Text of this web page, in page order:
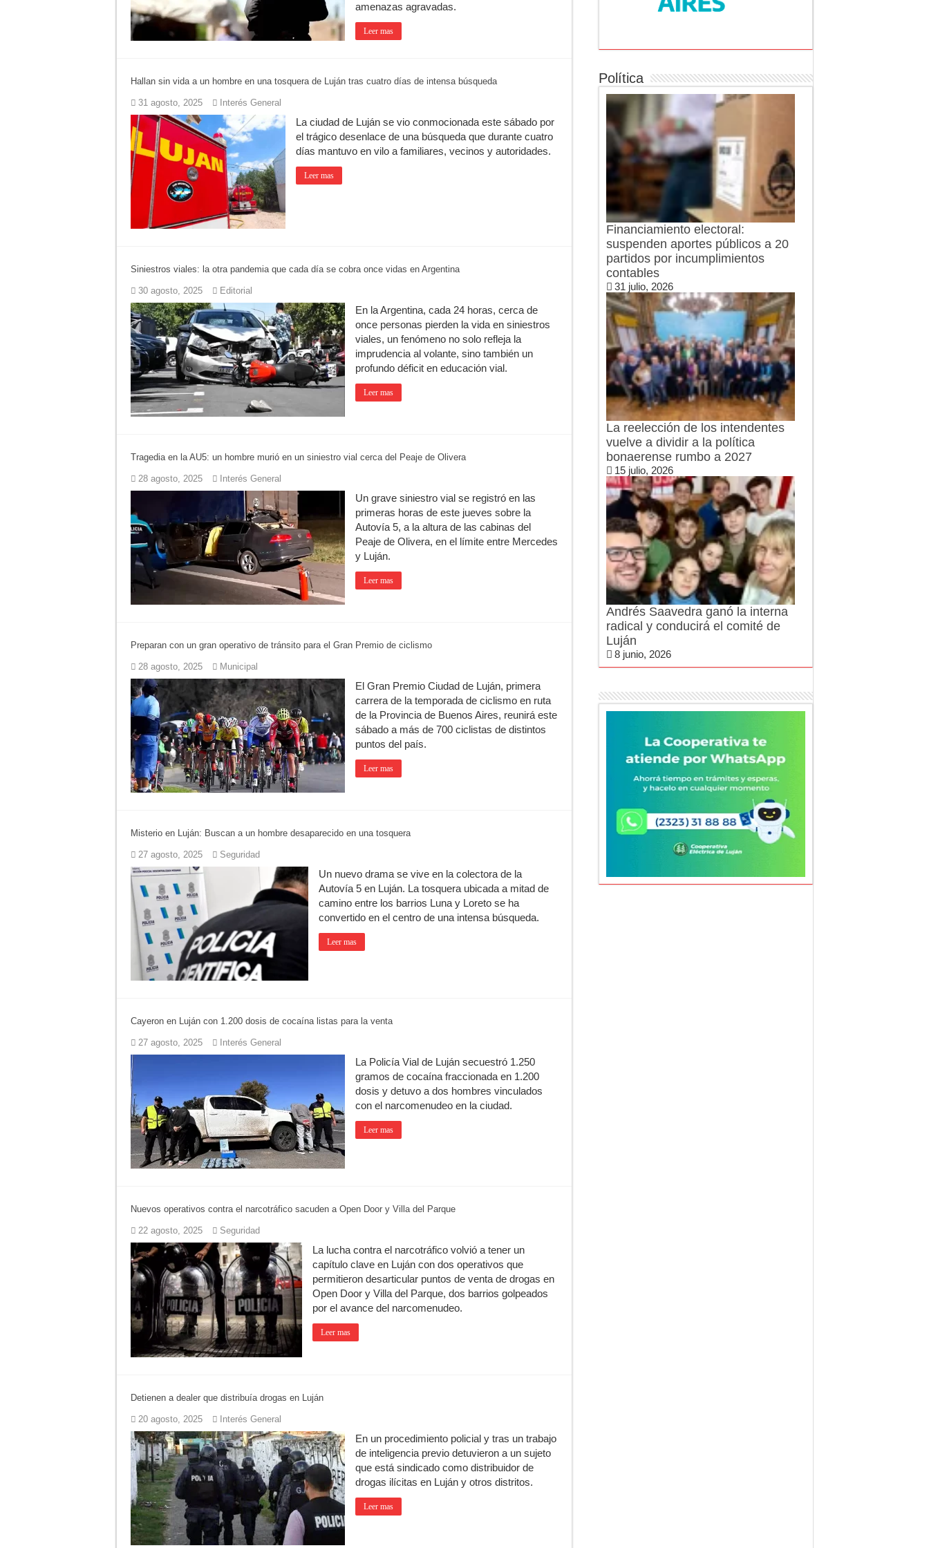
amenazas agravadas.
Leer mas
Hallan sin vida a un hombre en una tosquera de Luján tras cuatro días de intensa búsqueda
31 agosto, 2025 Interés General
La ciudad de Luján se vio conmocionada este sábado por
el trágico desenlace de una búsqueda que durante cuatro
días mantuvo en vilo a familiares, vecinos y autoridades.
Leer mas
Siniestros viales: la otra pandemia que cada día se cobra once vidas en Argentina
30 agosto, 2025 Editorial
En la Argentina, cada 24 horas, cerca de
once personas pierden la vida en siniestros
viales, un fenómeno no solo refleja la
imprudencia al volante, sino también un
profundo déficit en educación vial.
Leer mas
Tragedia en la AU5: un hombre murió en un siniestro vial cerca del Peaje de Olivera
28 agosto, 2025 Interés General
Un grave siniestro vial se registró en las
primeras horas de este jueves sobre la
Autovía 5, a la altura de las cabinas del
Peaje de Olivera, en el límite entre Mercedes
y Luján.
Leer mas
Preparan con un gran operativo de tránsito para el Gran Premio de ciclismo
28 agosto, 2025 Municipal
El Gran Premio Ciudad de Luján, primera
carrera de la temporada de ciclismo en ruta
de la Provincia de Buenos Aires, reunirá este
sábado a más de 700 ciclistas de distintos
puntos del país.
Leer mas
Misterio en Luján: Buscan a un hombre desaparecido en una tosquera
27 agosto, 2025 Seguridad
Un nuevo drama se vive en la colectora de la
Autovía 5 en Luján. La tosquera ubicada a mitad de
camino entre los barrios Luna y Loreto se ha
convertido en el centro de una intensa búsqueda.
Leer mas
Cayeron en Luján con 1.200 dosis de cocaína listas para la venta
27 agosto, 2025 Interés General
La Policía Vial de Luján secuestró 1.250
gramos de cocaína fraccionada en 1.200
dosis y detuvo a dos hombres vinculados
con el narcomenudeo en la ciudad.
Leer mas
Nuevos operativos contra el narcotráfico sacuden a Open Door y Villa del Parque
22 agosto, 2025 Seguridad
La lucha contra el narcotráfico volvió a tener un
capítulo clave en Luján con dos operativos que
permitieron desarticular puntos de venta de drogas en
Open Door y Villa del Parque, dos barrios golpeados
por el avance del narcomenudeo.
Leer mas
Detienen a dealer que distribuía drogas en Luján
20 agosto, 2025 Interés General
En un procedimiento policial y tras un trabajo
de inteligencia previo detuvieron a un sujeto
que está sindicado como distribuidor de
drogas ilícitas en Luján y otros distritos.
Leer mas
Política
Financiamiento electoral:
suspenden aportes públicos a 20
partidos por incumplimientos
contables
31 julio, 2026
La reelección de los intendentes
vuelve a dividir a la política
bonaerense rumbo a 2027
15 julio, 2026
Andrés Saavedra ganó la interna
radical y conducirá el comité de
Luján
8 junio, 2026